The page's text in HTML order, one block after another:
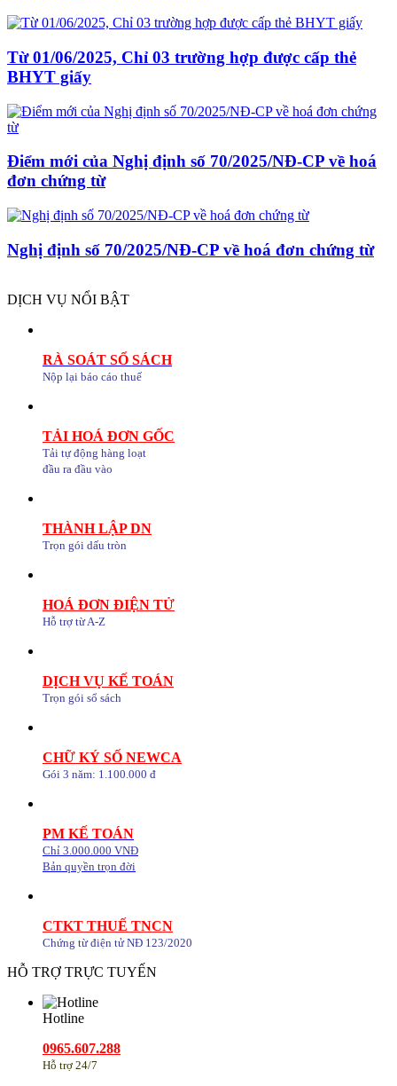
Từ 01/06/2025, Chỉ 03 trường hợp được cấp thẻ
BHYT giấy
Điểm mới của Nghị định số 70/2025/NĐ-CP về hoá
đơn chứng từ
Nghị định số 70/2025/NĐ-CP về hoá đơn chứng từ
DỊCH VỤ NỔI BẬT
RÀ SOÁT SỔ SÁCH
Nộp lại báo cáo thuế
TẢI HOÁ ĐƠN GỐC
Tải tự động hàng loạt
đầu ra đầu vào
THÀNH LẬP DN
Trọn gói dấu tròn
HOÁ ĐƠN ĐIỆN TỬ
Hỗ trợ từ A-Z
DỊCH VỤ KẾ TOÁN
Trọn gói sổ sách
CHỮ KÝ SỐ NEWCA
Gói 3 năm: 1.100.000 đ
PM KẾ TOÁN
Chỉ 3.000.000 VNĐ
Bản quyền trọn đời
CTKT THUẾ TNCN
Chứng từ điện tử NĐ 123/2020
HỖ TRỢ TRỰC TUYẾN
Hotline
0965.607.288
Hỗ trợ 24/7